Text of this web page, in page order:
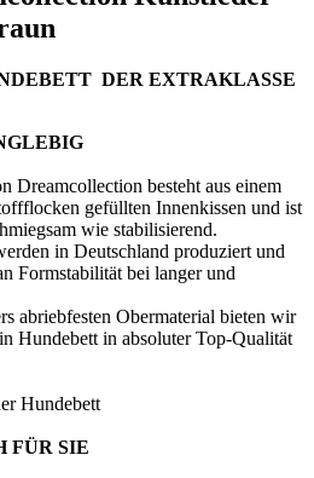
DER EXTRAKLASSE
Dreamcollection besteht aus einem
gefüllten Innenkissen und ist
wie stabilisierend.
in Deutschland produziert und
Formstabilität bei langer und
abriebfesten Obermaterial bieten wir
Hundebett in absoluter Top-Qualität
FÜR SIE